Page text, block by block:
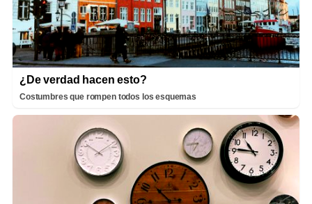
¿De verdad hacen esto?
Costumbres que rompen todos los esquemas